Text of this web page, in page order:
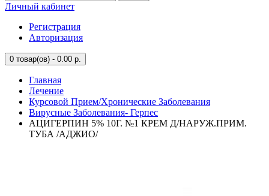
Личный кабинет
Регистрация
Авторизация
0 товар(ов) - 0.00 р.
Главная
Лечение
Курсовой Прием/Хронические Заболевания
Вирусные Заболевания- Герпес
АЦИГЕРПИН 5% 10Г. №1 КРЕМ Д/НАРУЖ.ПРИМ.
ТУБА /АДЖИО/